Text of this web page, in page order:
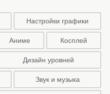
Настройки графики
Аниме Косплей
Дизайн уровней
Звук и музыка